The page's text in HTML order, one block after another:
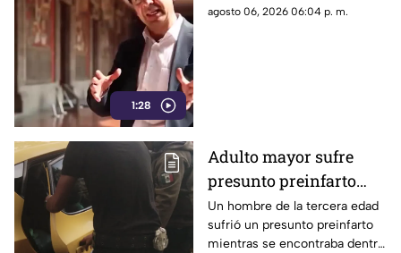
1:28
Cuevas por postura
agosto 06, 2026 06:04 p. m.
Adulto mayor sufre
presunto preinfarto
dentro de negocio de
pollos en Morelia
Un hombre de la tercera edad
sufrió un presunto preinfarto
mientras se encontraba dentro